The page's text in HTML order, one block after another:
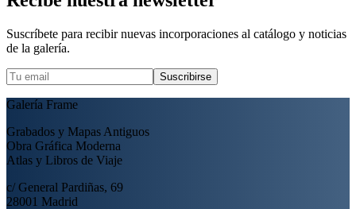
Suscríbete para recibir nuevas incorporaciones al catálogo y noticias
de la galería.
Suscribirse
Galería Frame
Grabados y Mapas Antiguos
Obra Gráfica Moderna
Atlas y Libros de Viaje
c/ General Pardiñas, 69
28001 Madrid